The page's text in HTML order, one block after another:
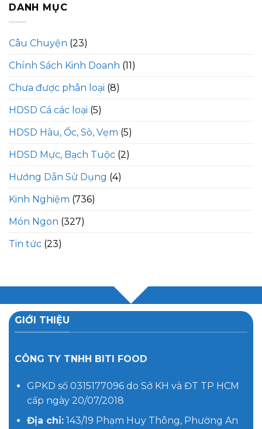
DANH MỤC
Câu Chuyện (23)
Chính Sách Kinh Doanh (11)
Chưa được phân loại (8)
HDSD Cá các loại (5)
HDSD Hàu, Ốc, Sò, Vẹm (5)
HDSD Mực, Bạch Tuộc (2)
Hướng Dẫn Sử Dụng (4)
Kinh Nghiệm (736)
Món Ngon (327)
Tin tức (23)
GIỚI THIỆU
CÔNG TY TNHH BITI FOOD
GPKD số 0315177096 do Sở KH và ĐT TP HCM
cấp ngày 20/07/2018
Địa chỉ:143/19 Phạm Huy Thông, Phường An